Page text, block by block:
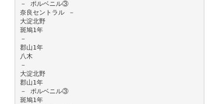
－ ポルベニル③
奈良セントラル －
大淀北野
斑鳩1年
－
郡山1年
八木
－
大淀北野
郡山1年
－ ポルベニル③
斑鳩1年